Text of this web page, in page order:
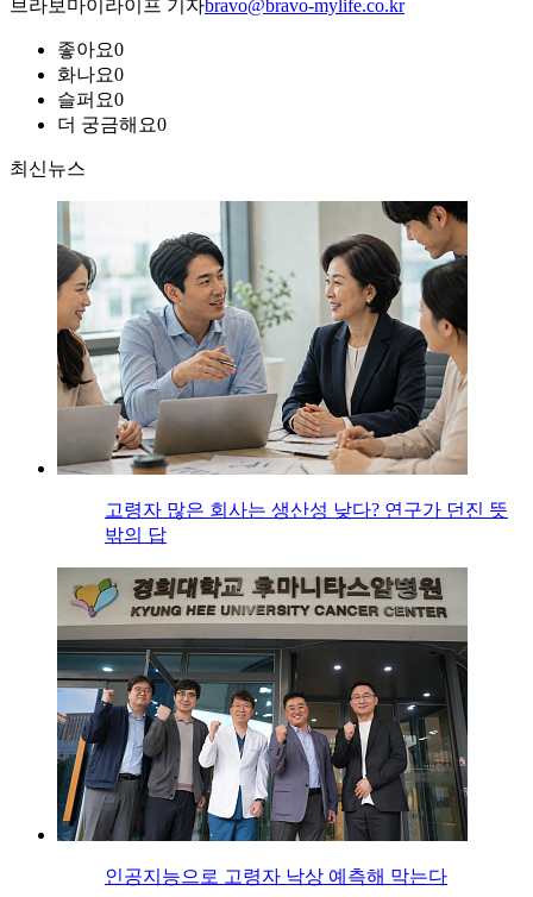
브라보마이라이프 기자bravo@bravo-mylife.co.kr
좋아요0
화나요0
슬퍼요0
더 궁금해요0
최신뉴스
고령자 많은 회사는 생산성 낮다? 연구가 던진 뜻
밖의 답
인공지능으로 고령자 낙상 예측해 막는다